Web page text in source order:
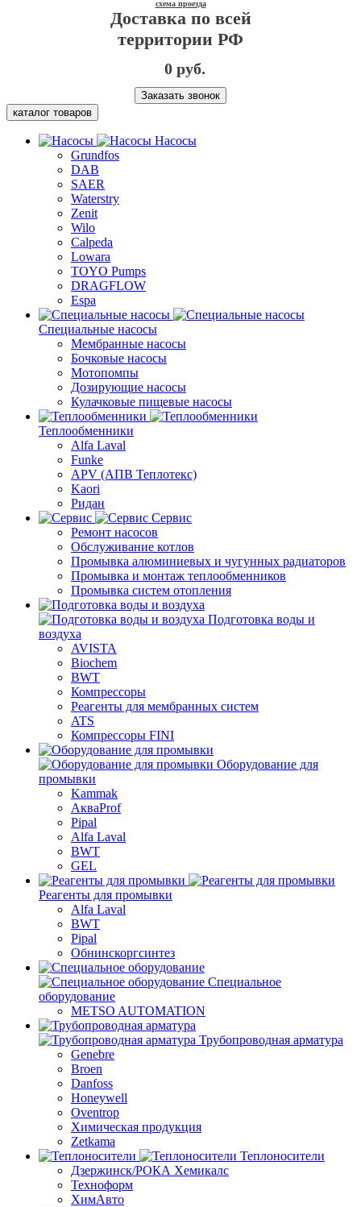
схема проезда
Доставка по всей
территории РФ
0 руб.
Заказать звонок
каталог товаров
Насосы
Grundfos
DAB
SAER
Waterstry
Zenit
Wilo
Calpeda
Lowara
TOYO Pumps
DRAGFLOW
Espa
Специальные насосы
Мембранные насосы
Бочковые насосы
Мотопомпы
Дозирующие насосы
Кулачковые пищевые насосы
Теплообменники
Alfa Laval
Funke
APV (АПВ Теплотекс)
Kaori
Ридан
Сервис
Ремонт насосов
Обслуживание котлов
Промывка алюминиевых и чугунных радиаторов
Промывка и монтаж теплообменников
Промывка систем отопления
Подготовка воды и
воздуха
AVISTA
Biochem
BWT
Компрессоры
Реагенты для мембранных систем
ATS
Компрессоры FINI
Оборудование для
промывки
Kammak
АкваProf
Pipal
Alfa Laval
BWT
GEL
Реагенты для промывки
Alfa Laval
BWT
Pipal
Обнинскоргсинтез
Специальное
оборудование
METSO AUTOMATION
Трубопроводная арматура
Genebre
Broen
Danfoss
Honeywell
Oventrop
Химическая продукция
Zetkama
Теплоносители
Дзержинск/РОКА Хемикалс
Техноформ
ХимАвто